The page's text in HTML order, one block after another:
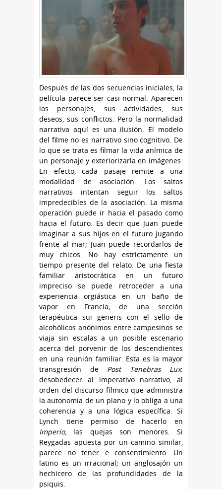
Después de las dos secuencias iniciales, la
película parece ser casi normal. Aparecen
los personajes, sus actividades, sus
deseos, sus conflictos. Pero la normalidad
narrativa aquí es una ilusión. El modelo
del filme no es narrativo sino cognitivo. De
lo que se trata es filmar la vida anímica de
un personaje y exteriorizarla en imágenes.
En efecto, cada pasaje remite a una
modalidad de asociación. Los saltos
narrativos intentan seguir los saltos
impredecibles de la asociación. La misma
operación puede ir hacia el pasado como
hacia el futuro. Es decir que Juan puede
imaginar a sus hijos en el futuro jugando
frente al mar; Juan puede recordarlos de
muy chicos. No hay estrictamente un
tiempo presente del relato. De una fiesta
familiar aristocrática en un futuro
impreciso se puede retroceder a una
experiencia orgiástica en un baño de
vapor en Francia; de una sección
terapéutica sui generis con el sello de
alcohólicos anónimos entre campesinos se
viaja sin escalas a un posible escenario
acerca del porvenir de los descendientes
en una reunión familiar. Esta es la mayor
transgresión de Post Tenebras Lux:
desobedecer al imperativo narrativo, al
orden del discurso fílmico que administra
la autonomía de un plano y lo obliga a una
coherencia y a una lógica específica. Si
Lynch tiene permiso de hacerlo en
Imperio, las quejas son menores. Si
Reygadas apuesta por un camino similar,
parece no tener e consentimiento. Un
latino es un irracional; un anglosajón un
hechicero de las profundidades de la
psiquis.